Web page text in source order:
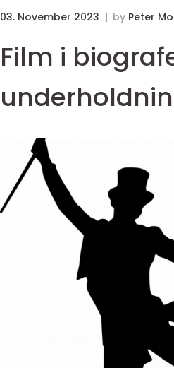
03. November 2023 by Peter
Film i